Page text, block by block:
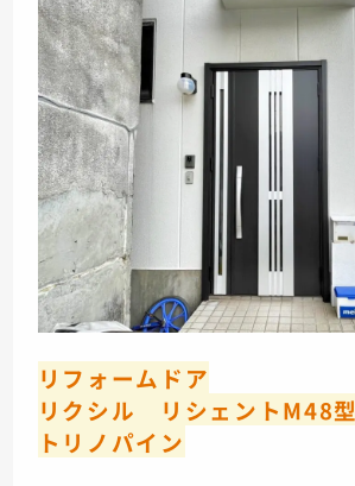
リフォームドア
リクシル リシェントM48型
トリノパイン